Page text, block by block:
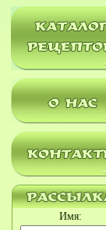
Имя: